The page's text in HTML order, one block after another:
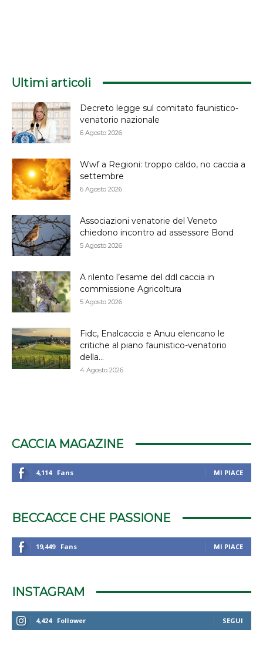
Ultimi articoli
Decreto legge sul comitato faunistico-
venatorio nazionale
6 Agosto 2026
Wwf a Regioni: troppo caldo, no caccia a
settembre
6 Agosto 2026
Associazioni venatorie del Veneto
chiedono incontro ad assessore Bond
5 Agosto 2026
A rilento l’esame del ddl caccia in
commissione Agricoltura
5 Agosto 2026
Fidc, Enalcaccia e Anuu elencano le
critiche al piano faunistico-venatorio
della...
4 Agosto 2026
CACCIA MAGAZINE
4,114 Fans MI PIACE
BECCACCE CHE PASSIONE
19,449 Fans MI PIACE
INSTAGRAM
4,424 Follower SEGUI